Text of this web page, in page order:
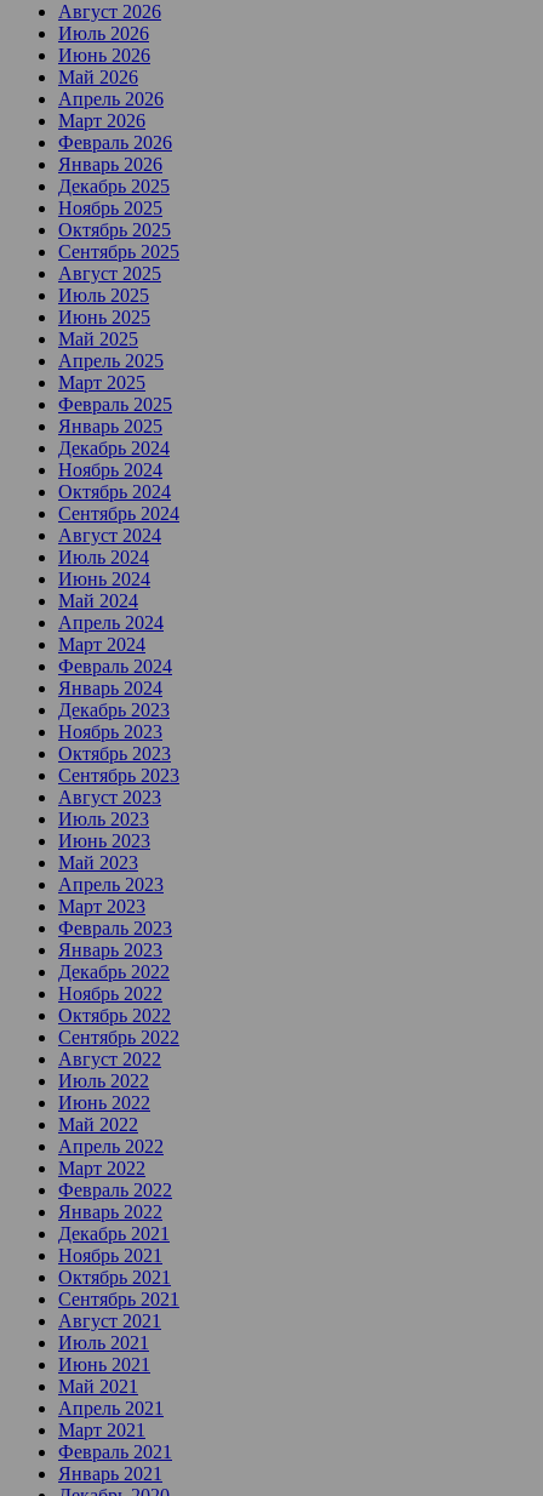
Август 2026
Июль 2026
Июнь 2026
Май 2026
Апрель 2026
Март 2026
Февраль 2026
Январь 2026
Декабрь 2025
Ноябрь 2025
Октябрь 2025
Сентябрь 2025
Август 2025
Июль 2025
Июнь 2025
Май 2025
Апрель 2025
Март 2025
Февраль 2025
Январь 2025
Декабрь 2024
Ноябрь 2024
Октябрь 2024
Сентябрь 2024
Август 2024
Июль 2024
Июнь 2024
Май 2024
Апрель 2024
Март 2024
Февраль 2024
Январь 2024
Декабрь 2023
Ноябрь 2023
Октябрь 2023
Сентябрь 2023
Август 2023
Июль 2023
Июнь 2023
Май 2023
Апрель 2023
Март 2023
Февраль 2023
Январь 2023
Декабрь 2022
Ноябрь 2022
Октябрь 2022
Сентябрь 2022
Август 2022
Июль 2022
Июнь 2022
Май 2022
Апрель 2022
Март 2022
Февраль 2022
Январь 2022
Декабрь 2021
Ноябрь 2021
Октябрь 2021
Сентябрь 2021
Август 2021
Июль 2021
Июнь 2021
Май 2021
Апрель 2021
Март 2021
Февраль 2021
Январь 2021